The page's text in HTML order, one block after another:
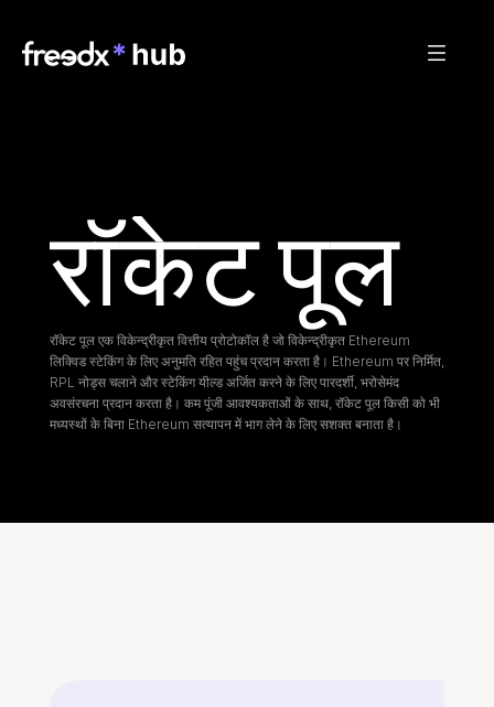
रॉकेट पूल
रॉकेट पूल एक विकेन्द्रीकृत वित्तीय प्रोटोकॉल है जो विकेन्द्रीकृत Ethereum
लिक्विड स्टेकिंग के लिए अनुमति रहित पहुंच प्रदान करता है। Ethereum पर निर्मित,
RPL नोड्स चलाने और स्टेकिंग यील्ड अर्जित करने के लिए पारदर्शी, भरोसेमंद
अवसंरचना प्रदान करता है। कम पूंजी आवश्यकताओं के साथ, रॉकेट पूल किसी को भी
मध्यस्थों के बिना Ethereum सत्यापन में भाग लेने के लिए सशक्त बनाता है।